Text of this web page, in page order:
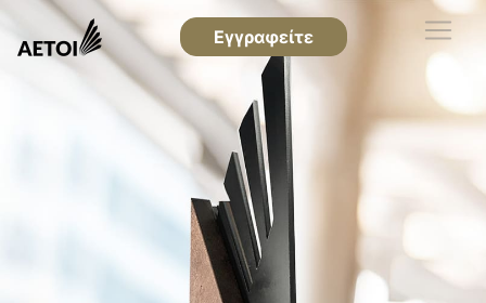
Εγγραφείτε